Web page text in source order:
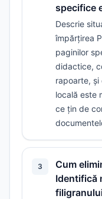
specifice
Descrie
împărțirea
paginilor
didactice,
rapoarte,
locală este
ce țin de
3
Cum
Identifică